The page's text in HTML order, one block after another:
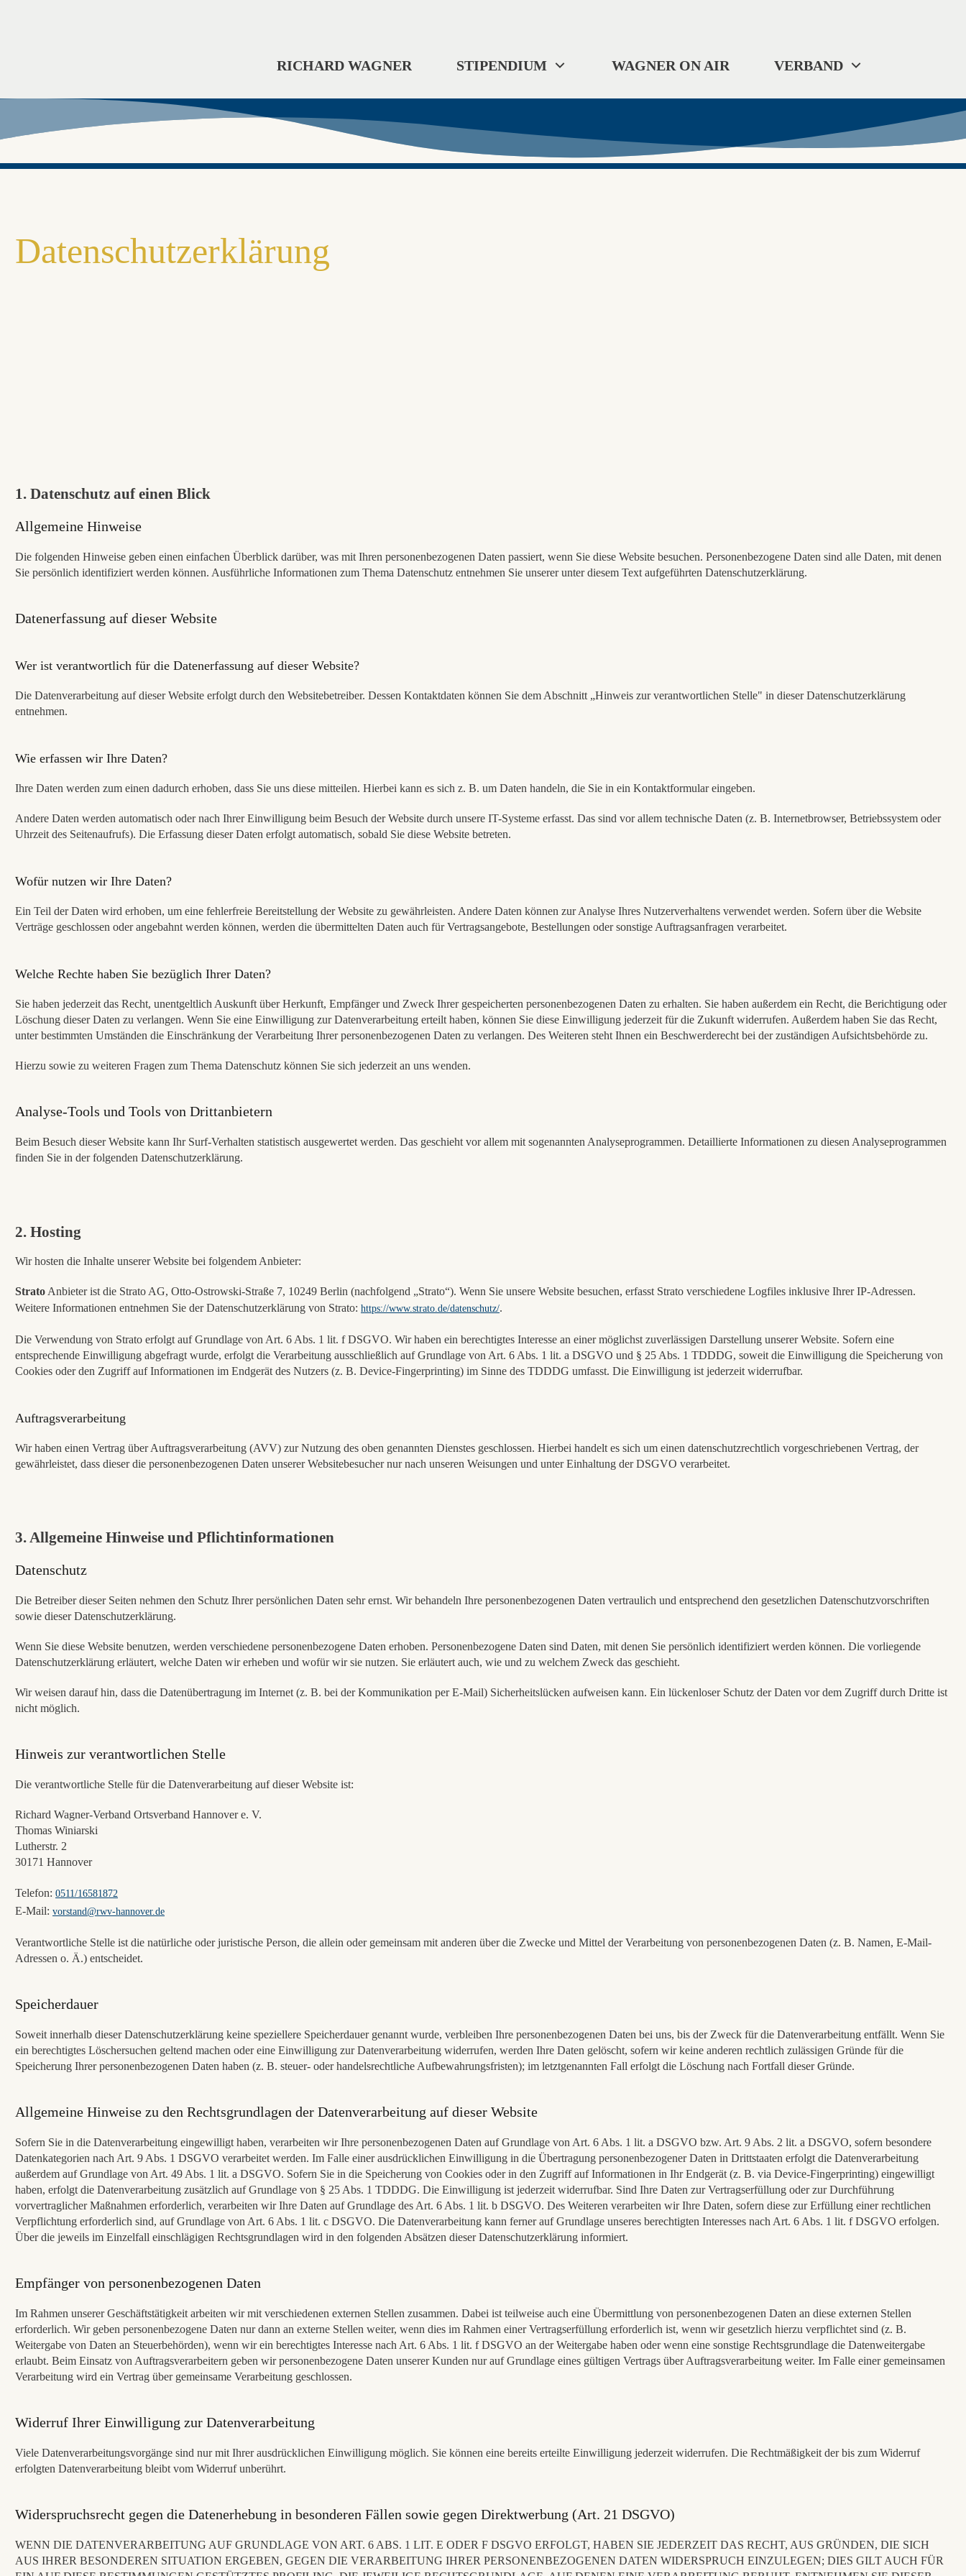
RICHARD WAGNER STIPENDIUM WAGNER ON AIR VERBAND
Datenschutzerklärung
1. Datenschutz auf einen Blick
Allgemeine Hinweise
Die folgenden Hinweise geben einen einfachen Überblick darüber, was mit Ihren personenbezogenen Daten passiert, wenn Sie diese Website besuchen. Personenbezogene Daten sind alle Daten, mit denen
Sie persönlich identifiziert werden können. Ausführliche Informationen zum Thema Datenschutz entnehmen Sie unserer unter diesem Text aufgeführten Datenschutzerklärung.
Datenerfassung auf dieser Website
Wer ist verantwortlich für die Datenerfassung auf dieser Website?
Die Datenverarbeitung auf dieser Website erfolgt durch den Websitebetreiber. Dessen Kontaktdaten können Sie dem Abschnitt „Hinweis zur verantwortlichen Stelle" in dieser Datenschutzerklärung
entnehmen.
Wie erfassen wir Ihre Daten?
Ihre Daten werden zum einen dadurch erhoben, dass Sie uns diese mitteilen. Hierbei kann es sich z. B. um Daten handeln, die Sie in ein Kontaktformular eingeben.
Andere Daten werden automatisch oder nach Ihrer Einwilligung beim Besuch der Website durch unsere IT-Systeme erfasst. Das sind vor allem technische Daten (z. B. Internetbrowser, Betriebssystem oder
Uhrzeit des Seitenaufrufs). Die Erfassung dieser Daten erfolgt automatisch, sobald Sie diese Website betreten.
Wofür nutzen wir Ihre Daten?
Ein Teil der Daten wird erhoben, um eine fehlerfreie Bereitstellung der Website zu gewährleisten. Andere Daten können zur Analyse Ihres Nutzerverhaltens verwendet werden. Sofern über die Website
Verträge geschlossen oder angebahnt werden können, werden die übermittelten Daten auch für Vertragsangebote, Bestellungen oder sonstige Auftragsanfragen verarbeitet.
Welche Rechte haben Sie bezüglich Ihrer Daten?
Sie haben jederzeit das Recht, unentgeltlich Auskunft über Herkunft, Empfänger und Zweck Ihrer gespeicherten personenbezogenen Daten zu erhalten. Sie haben außerdem ein Recht, die Berichtigung oder
Löschung dieser Daten zu verlangen. Wenn Sie eine Einwilligung zur Datenverarbeitung erteilt haben, können Sie diese Einwilligung jederzeit für die Zukunft widerrufen. Außerdem haben Sie das Recht,
unter bestimmten Umständen die Einschränkung der Verarbeitung Ihrer personenbezogenen Daten zu verlangen. Des Weiteren steht Ihnen ein Beschwerderecht bei der zuständigen Aufsichtsbehörde zu.
Hierzu sowie zu weiteren Fragen zum Thema Datenschutz können Sie sich jederzeit an uns wenden.
Analyse-Tools und Tools von Drittanbietern
Beim Besuch dieser Website kann Ihr Surf-Verhalten statistisch ausgewertet werden. Das geschieht vor allem mit sogenannten Analyseprogrammen. Detaillierte Informationen zu diesen Analyseprogrammen
finden Sie in der folgenden Datenschutzerklärung.
2. Hosting
Wir hosten die Inhalte unserer Website bei folgendem Anbieter:
Strato Anbieter ist die Strato AG, Otto-Ostrowski-Straße 7, 10249 Berlin (nachfolgend „Strato“). Wenn Sie unsere Website besuchen, erfasst Strato verschiedene Logfiles inklusive Ihrer IP-Adressen.
Weitere Informationen entnehmen Sie der Datenschutzerklärung von Strato: https://www.strato.de/datenschutz/.
Die Verwendung von Strato erfolgt auf Grundlage von Art. 6 Abs. 1 lit. f DSGVO. Wir haben ein berechtigtes Interesse an einer möglichst zuverlässigen Darstellung unserer Website. Sofern eine
entsprechende Einwilligung abgefragt wurde, erfolgt die Verarbeitung ausschließlich auf Grundlage von Art. 6 Abs. 1 lit. a DSGVO und § 25 Abs. 1 TDDDG, soweit die Einwilligung die Speicherung von
Cookies oder den Zugriff auf Informationen im Endgerät des Nutzers (z. B. Device-Fingerprinting) im Sinne des TDDDG umfasst. Die Einwilligung ist jederzeit widerrufbar.
Auftragsverarbeitung
Wir haben einen Vertrag über Auftragsverarbeitung (AVV) zur Nutzung des oben genannten Dienstes geschlossen. Hierbei handelt es sich um einen datenschutzrechtlich vorgeschriebenen Vertrag, der
gewährleistet, dass dieser die personenbezogenen Daten unserer Websitebesucher nur nach unseren Weisungen und unter Einhaltung der DSGVO verarbeitet.
3. Allgemeine Hinweise und Pflichtinformationen
Datenschutz
Die Betreiber dieser Seiten nehmen den Schutz Ihrer persönlichen Daten sehr ernst. Wir behandeln Ihre personenbezogenen Daten vertraulich und entsprechend den gesetzlichen Datenschutzvorschriften
sowie dieser Datenschutzerklärung.
Wenn Sie diese Website benutzen, werden verschiedene personenbezogene Daten erhoben. Personenbezogene Daten sind Daten, mit denen Sie persönlich identifiziert werden können. Die vorliegende
Datenschutzerklärung erläutert, welche Daten wir erheben und wofür wir sie nutzen. Sie erläutert auch, wie und zu welchem Zweck das geschieht.
Wir weisen darauf hin, dass die Datenübertragung im Internet (z. B. bei der Kommunikation per E-Mail) Sicherheitslücken aufweisen kann. Ein lückenloser Schutz der Daten vor dem Zugriff durch Dritte ist
nicht möglich.
Hinweis zur verantwortlichen Stelle
Die verantwortliche Stelle für die Datenverarbeitung auf dieser Website ist:
Richard Wagner-Verband Ortsverband Hannover e. V.
Thomas Winiarski
Lutherstr. 2
30171 Hannover
Telefon: 0511/16581872
E-Mail: vorstand@rwv-hannover.de
Verantwortliche Stelle ist die natürliche oder juristische Person, die allein oder gemeinsam mit anderen über die Zwecke und Mittel der Verarbeitung von personenbezogenen Daten (z. B. Namen, E-Mail-
Adressen o. Ä.) entscheidet.
Speicherdauer
Soweit innerhalb dieser Datenschutzerklärung keine speziellere Speicherdauer genannt wurde, verbleiben Ihre personenbezogenen Daten bei uns, bis der Zweck für die Datenverarbeitung entfällt. Wenn Sie
ein berechtigtes Löschersuchen geltend machen oder eine Einwilligung zur Datenverarbeitung widerrufen, werden Ihre Daten gelöscht, sofern wir keine anderen rechtlich zulässigen Gründe für die
Speicherung Ihrer personenbezogenen Daten haben (z. B. steuer- oder handelsrechtliche Aufbewahrungsfristen); im letztgenannten Fall erfolgt die Löschung nach Fortfall dieser Gründe.
Allgemeine Hinweise zu den Rechtsgrundlagen der Datenverarbeitung auf dieser Website
Sofern Sie in die Datenverarbeitung eingewilligt haben, verarbeiten wir Ihre personenbezogenen Daten auf Grundlage von Art. 6 Abs. 1 lit. a DSGVO bzw. Art. 9 Abs. 2 lit. a DSGVO, sofern besondere
Datenkategorien nach Art. 9 Abs. 1 DSGVO verarbeitet werden. Im Falle einer ausdrücklichen Einwilligung in die Übertragung personenbezogener Daten in Drittstaaten erfolgt die Datenverarbeitung
außerdem auf Grundlage von Art. 49 Abs. 1 lit. a DSGVO. Sofern Sie in die Speicherung von Cookies oder in den Zugriff auf Informationen in Ihr Endgerät (z. B. via Device-Fingerprinting) eingewilligt
haben, erfolgt die Datenverarbeitung zusätzlich auf Grundlage von § 25 Abs. 1 TDDDG. Die Einwilligung ist jederzeit widerrufbar. Sind Ihre Daten zur Vertragserfüllung oder zur Durchführung
vorvertraglicher Maßnahmen erforderlich, verarbeiten wir Ihre Daten auf Grundlage des Art. 6 Abs. 1 lit. b DSGVO. Des Weiteren verarbeiten wir Ihre Daten, sofern diese zur Erfüllung einer rechtlichen
Verpflichtung erforderlich sind, auf Grundlage von Art. 6 Abs. 1 lit. c DSGVO. Die Datenverarbeitung kann ferner auf Grundlage unseres berechtigten Interesses nach Art. 6 Abs. 1 lit. f DSGVO erfolgen.
Über die jeweils im Einzelfall einschlägigen Rechtsgrundlagen wird in den folgenden Absätzen dieser Datenschutzerklärung informiert.
Empfänger von personenbezogenen Daten
Im Rahmen unserer Geschäftstätigkeit arbeiten wir mit verschiedenen externen Stellen zusammen. Dabei ist teilweise auch eine Übermittlung von personenbezogenen Daten an diese externen Stellen
erforderlich. Wir geben personenbezogene Daten nur dann an externe Stellen weiter, wenn dies im Rahmen einer Vertragserfüllung erforderlich ist, wenn wir gesetzlich hierzu verpflichtet sind (z. B.
Weitergabe von Daten an Steuerbehörden), wenn wir ein berechtigtes Interesse nach Art. 6 Abs. 1 lit. f DSGVO an der Weitergabe haben oder wenn eine sonstige Rechtsgrundlage die Datenweitergabe
erlaubt. Beim Einsatz von Auftragsverarbeitern geben wir personenbezogene Daten unserer Kunden nur auf Grundlage eines gültigen Vertrags über Auftragsverarbeitung weiter. Im Falle einer gemeinsamen
Verarbeitung wird ein Vertrag über gemeinsame Verarbeitung geschlossen.
Widerruf Ihrer Einwilligung zur Datenverarbeitung
Viele Datenverarbeitungsvorgänge sind nur mit Ihrer ausdrücklichen Einwilligung möglich. Sie können eine bereits erteilte Einwilligung jederzeit widerrufen. Die Rechtmäßigkeit der bis zum Widerruf
erfolgten Datenverarbeitung bleibt vom Widerruf unberührt.
Widerspruchsrecht gegen die Datenerhebung in besonderen Fällen sowie gegen Direktwerbung (Art. 21 DSGVO)
WENN DIE DATENVERARBEITUNG AUF GRUNDLAGE VON ART. 6 ABS. 1 LIT. E ODER F DSGVO ERFOLGT, HABEN SIE JEDERZEIT DAS RECHT, AUS GRÜNDEN, DIE SICH
AUS IHRER BESONDEREN SITUATION ERGEBEN, GEGEN DIE VERARBEITUNG IHRER PERSONENBEZOGENEN DATEN WIDERSPRUCH EINZULEGEN; DIES GILT AUCH FÜR